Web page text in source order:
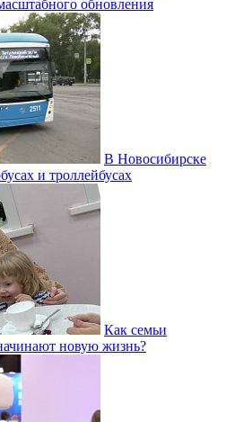
обновления
В Новосибирске
и троллейбусах
Как семьи
новую жизнь?